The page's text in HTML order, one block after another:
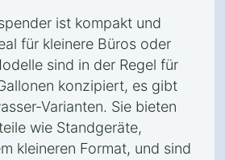
ist kompakt und
für kleinere Büros oder
sind in der Regel für
konzipiert, es gibt
Varianten. Sie bieten
wie Standgeräte,
kleineren Format, und sind